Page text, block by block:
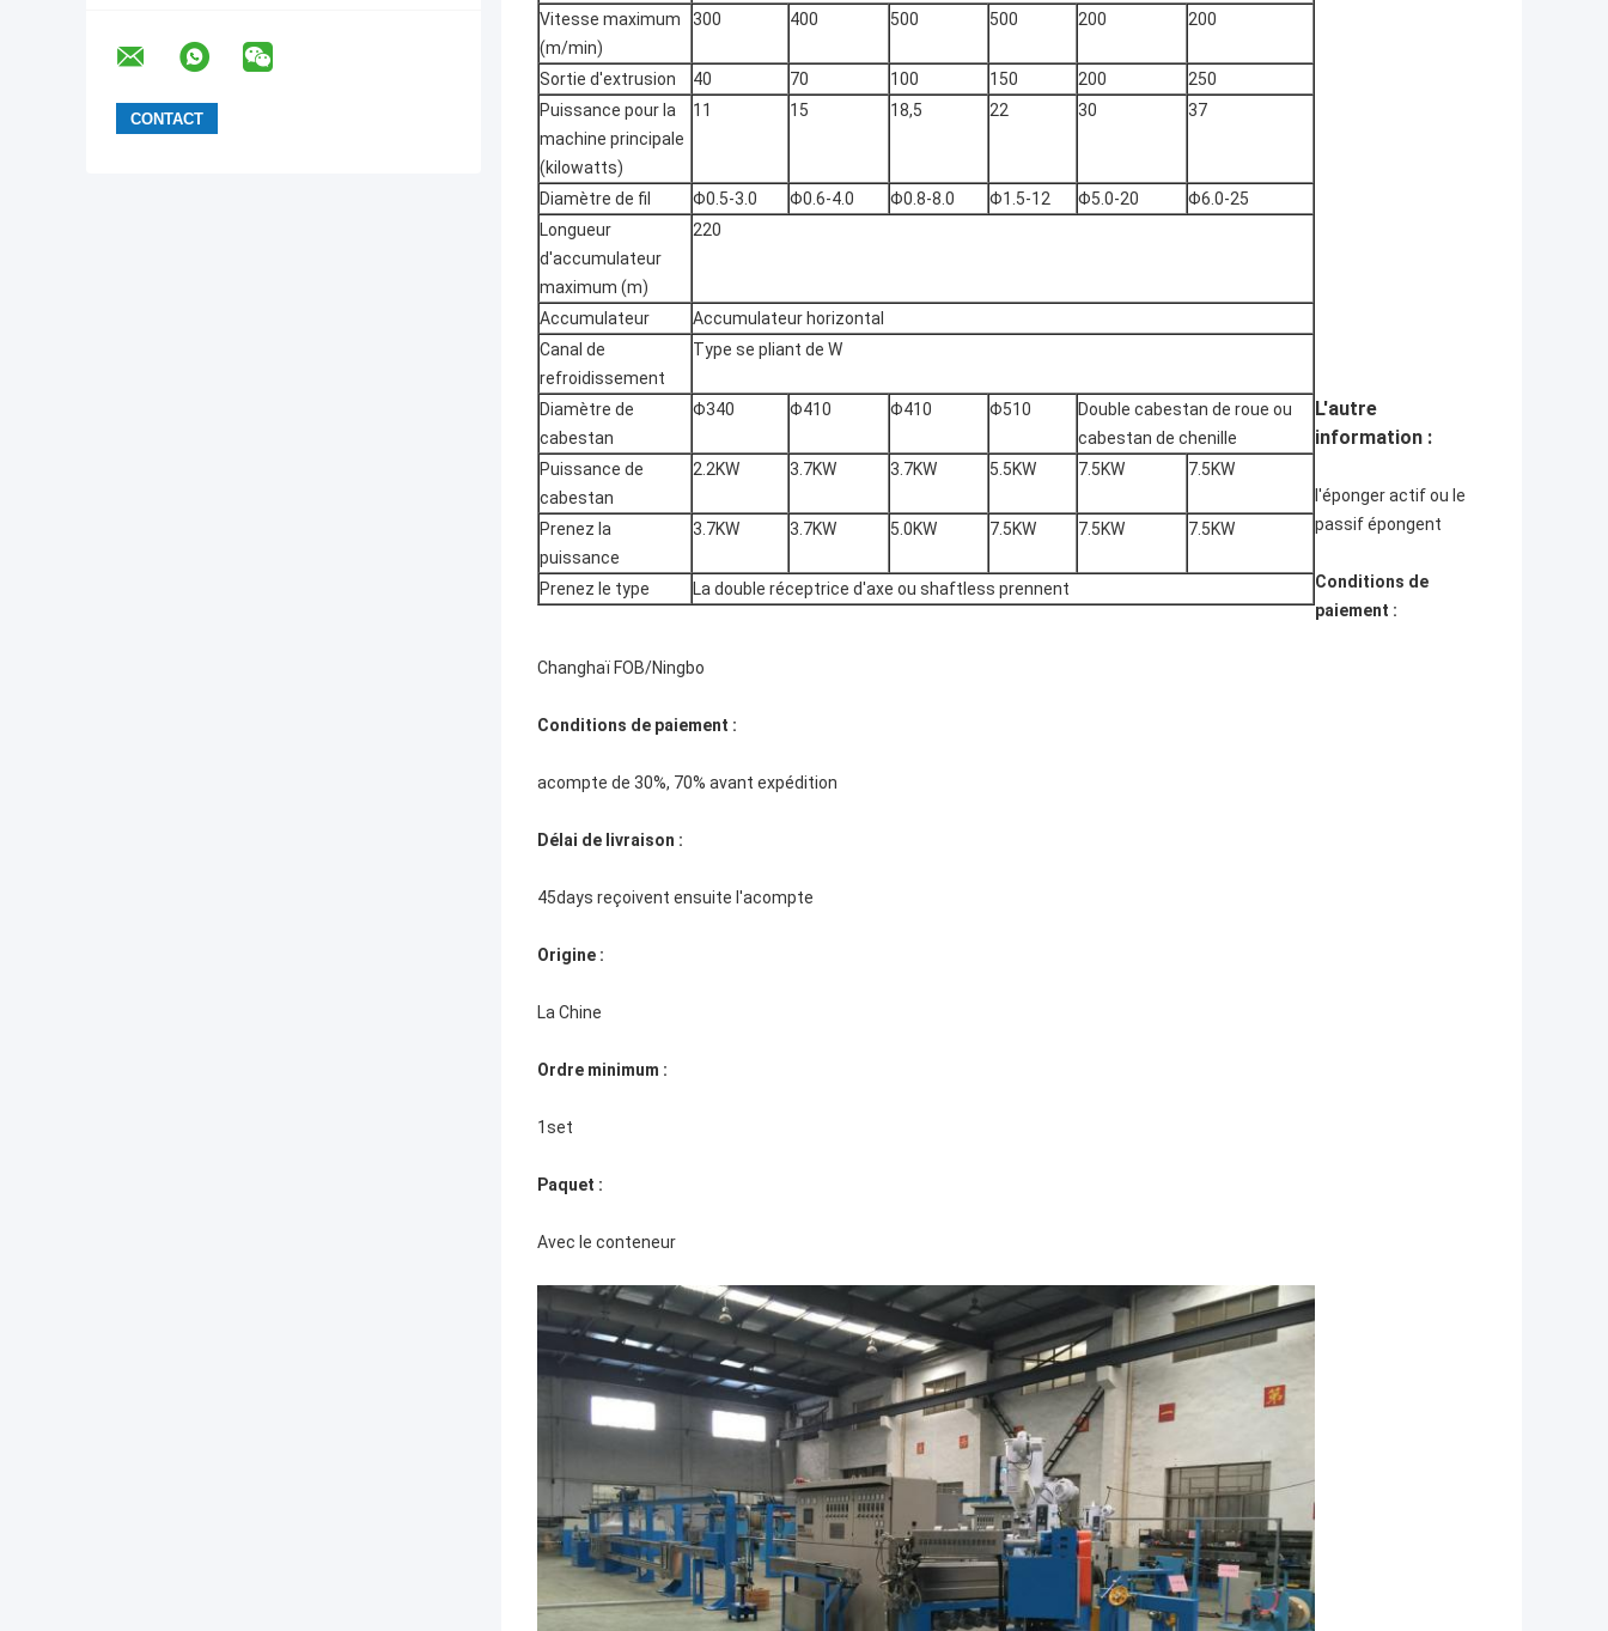
Vitesse maximum
(m/min)
300 400 500 500 200 200
Sortie d'extrusion 40 70 100 150 200
250
Puissance pour la
machine principale
(kilowatts)
11 15 18,5 22 30 37
Diamètre de fil Φ0.5-3.0 Φ0.6-4.0 Φ0.8-8.0 Φ1.5-12 Φ5.0-20
Φ6.0-25
Longueur
d'accumulateur
maximum (m)
220
Accumulateur
Accumulateur horizontal
Canal de
refroidissement
Type se pliant de W
Diamètre de
cabestan
Φ340 Φ410 Φ410 Φ510
Double cabestan de roue ou
cabestan de chenille
Puissance de
cabestan
2.2KW 3.7KW 3.7KW 5.5KW 7.5KW 7.5KW
Prenez la
puissance
3.7KW 3.7KW 5.0KW 7.5KW 7.5KW 7.5KW
Prenez le type La double réceptrice d'axe ou shaftless prennent
L'autre
information :
l'éponger actif ou le
passif épongent
Conditions de
paiement :
Changhaï FOB/Ningbo
Conditions de paiement :
acompte de 30%, 70% avant expédition
Délai de livraison :
45days reçoivent ensuite l'acompte
Origine :
La Chine
Ordre minimum :
1set
Paquet :
Avec le conteneur